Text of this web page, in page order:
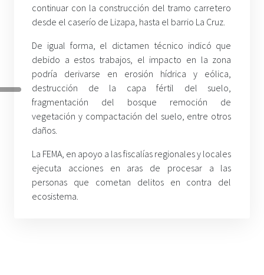
continuar con la construcción del tramo carretero
desde el caserío de Lizapa, hasta el barrio La Cruz.
De igual forma, el dictamen técnico indicó que
debido a estos trabajos, el impacto en la zona
podría derivarse en erosión hídrica y eólica,
destrucción de la capa fértil del suelo,
fragmentación del bosque remoción de
vegetación y compactación del suelo, entre otros
daños.
La FEMA, en apoyo a las fiscalías regionales y locales
ejecuta acciones en aras de procesar a las
personas que cometan delitos en contra del
ecosistema.